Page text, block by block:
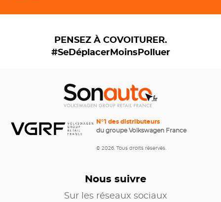
PENSEZ À COVOITURER.
#SeDéplacerMoinsPolluer
N°1 des distributeurs
du groupe Volkswagen France
© 2026. Tous droits réservés.
Nous suivre
Sur les réseaux sociaux